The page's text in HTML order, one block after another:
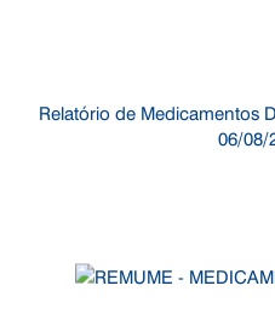
Relatório de Medicamentos
06/08/